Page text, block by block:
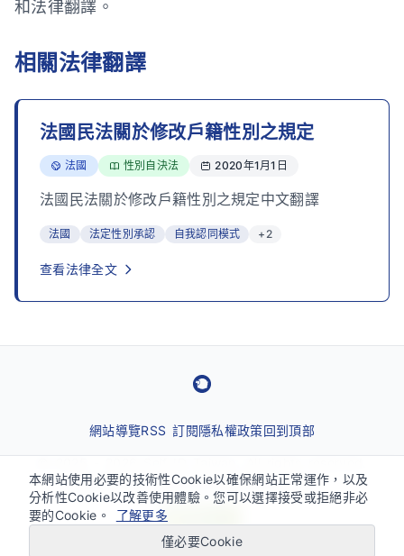
和法律翻譯。
相關法律翻譯
法國民法關於修改戶籍性別之規定
國家：
法國 法律類型：
性別自決法 發布日期：
2020年1月1日
法國民法關於修改戶籍性別之規定中文翻譯
法國 法定性別承認 自我認同模式 +2
查看法律全文
網站導覽RSS 訂閱隱私權政策回到頂部
關於性別自決法與跨性別議題的資訊平台。
本網站使用必要的技術性Cookie以確保網站正常運作，以及
分析性Cookie以改善使用體驗。您可以選擇接受或拒絕非必
要的Cookie。 了解更多
僅必要Cookie